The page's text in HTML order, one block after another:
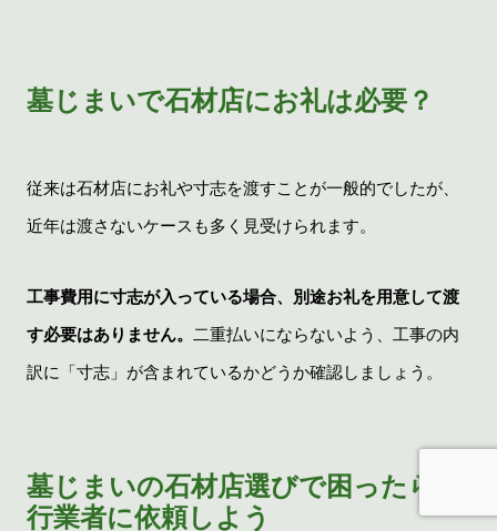
墓じまいで石材店にお礼は必要？
従来は石材店にお礼や寸志を渡すことが一般的でしたが、
近年は渡さないケースも多く見受けられます。
工事費用に寸志が入っている場合、別途お礼を用意して渡
す必要はありません。 二重払いにならないよう、工事の内
訳に「寸志」が含まれているかどうか確認しましょう。
墓じまいの石材店選びで困ったら代
行業者に依頼しよう